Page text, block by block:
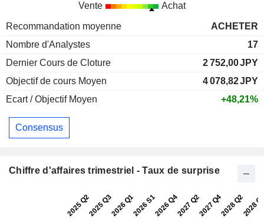
Vente Achat
Recommandation moyenne
ACHETER
Nombre d'Analystes
17
Dernier Cours de Cloture
2 752,00JPY
Objectif de cours Moyen
4 078,82JPY
Ecart / Objectif Moyen
+48,21%
Consensus
Chiffre d'affaires trimestriel - Taux de surprise